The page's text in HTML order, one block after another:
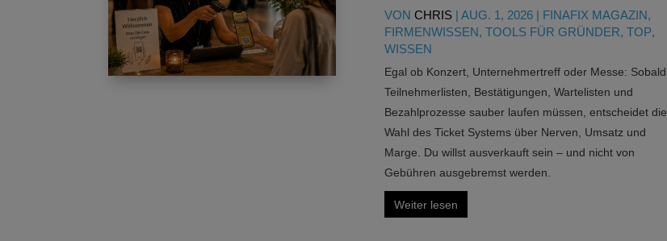
VON CHRIS| AUG. 1, 2026| FINAFIX MAGAZIN,
FIRMENWISSEN, TOOLS FÜR GRÜNDER, TOP,
WISSEN
Egal ob Konzert, Unternehmertreff oder Messe: Sobald
Teilnehmerlisten, Bestätigungen, Wartelisten und
Bezahlprozesse sauber laufen müssen, entscheidet die
Wahl des Ticket Systems über Nerven, Umsatz und
Marge. Du willst ausverkauft sein – und nicht von
Gebühren ausgebremst werden.
Weiter lesen